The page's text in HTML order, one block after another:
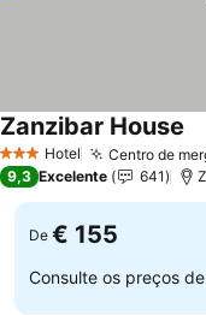
3 EstrelasHotel Centro de
Zanzibar House
9,3 Excelente 641
De € 155
Consulte os preços de